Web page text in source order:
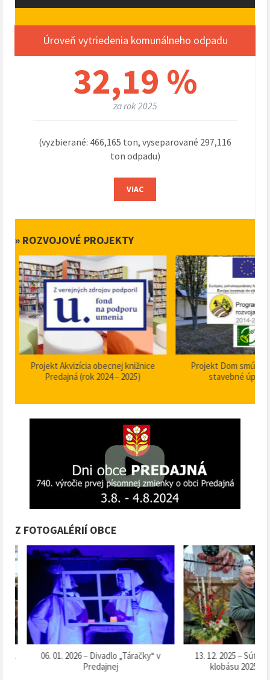
Úroveň vytriedenia komunálneho odpadu
32,19 %
za rok 2025
(vyzbierané: 466,165 ton, vyseparované 297,116
ton odpadu)
VIAC
» ROZVOJOVÉ PROJEKTY
Projekt Akvizícia obecnej knižnice
Predajná (rok 2024 – 2025)
Projekt Dom smútku
stavebné úpravy
Z FOTOGALÉRIÍ OBCE
06. 01. 2026 – Divadlo „Táračky“ v
Predajnej
13. 12. 2025 – Súťaž o
klobásu 2025“ v